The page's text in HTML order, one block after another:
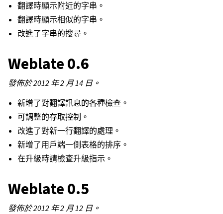
翻譯時顯示附近的字串。
翻譯時顯示相似的字串。
改進了字串的搜尋。
Weblate 0.6
發佈於 2012 年 2 月 14 日。
新增了對翻譯訊息的各種檢查。
可調整的存取控制。
改進了對新一行翻譯的處理。
新增了用戶端一側表格的排序。
在升級時請檢查升級指示。
Weblate 0.5
發佈於 2012 年 2 月 12 日。